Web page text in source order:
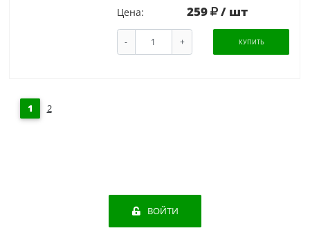
Цена: 259 / шт
- + КУПИТЬ
1 2
ВОЙТИ